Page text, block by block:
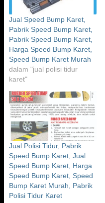
Jual Speed Bump Karet,
Pabrik Speed Bump Karet,
Pabrik Speed Bump Karet,
Harga Speed Bump Karet,
Speed Bump Karet Murah
dalam "jual polisi tidur
karet"
Jual Polisi Tidur, Pabrik
Speed Bump Karet, Jual
Speed Bump Karet, Harga
Speed Bump Karet, Speed
Bump Karet Murah, Pabrik
Polisi Tidur Karet